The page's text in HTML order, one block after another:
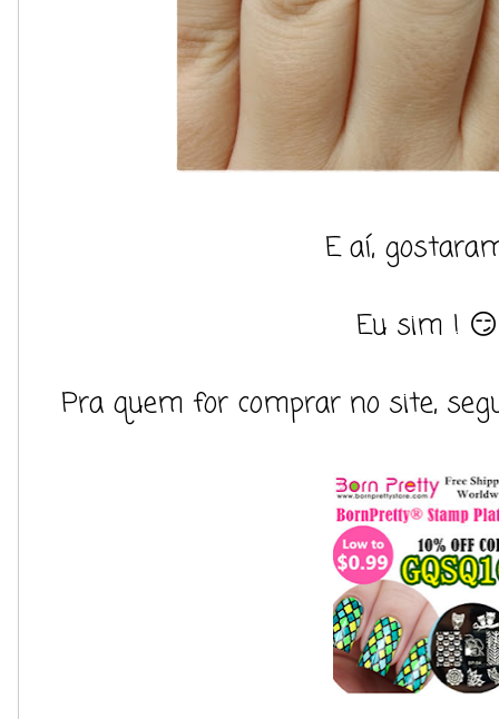
E aí,
Eu sim ! 😏
Pra quem for comprar no site,